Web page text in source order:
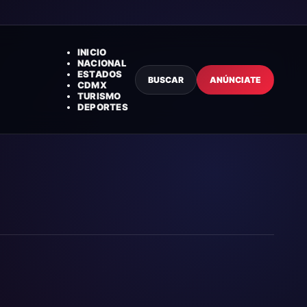
INICIO
NACIONAL
ESTADOS
CDMX
TURISMO
DEPORTES
BUSCAR ANÚNCIATE